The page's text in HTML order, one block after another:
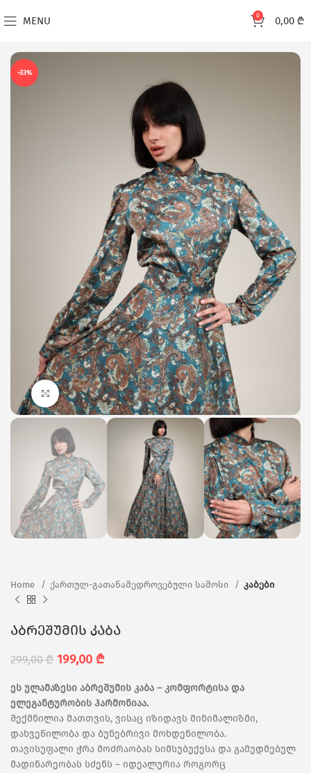
MENU 0 0,00 ₾
-33%
Click to enlarge
Home ქართულ-გათანამედროვებული სამოსი კაბები
აბრეშუმის კაბა
299,00₾ 199,00 ₾
ეს ულამაზესი აბრეშუმის კაბა – კომფორტისა და
ელეგანტურობის ჰარმონიაა.
შექმნილია მათთვის, ვისაც იზიდავს მინიმალიზმი,
დახვეწილობა და ბუნებრივი მოხდენილობა.
თავისუფალი ჭრა მოძრაობას სიმსუბუქესა და გამუდმებულ
მადინარეობას სძენს – იდეალურია როგორც